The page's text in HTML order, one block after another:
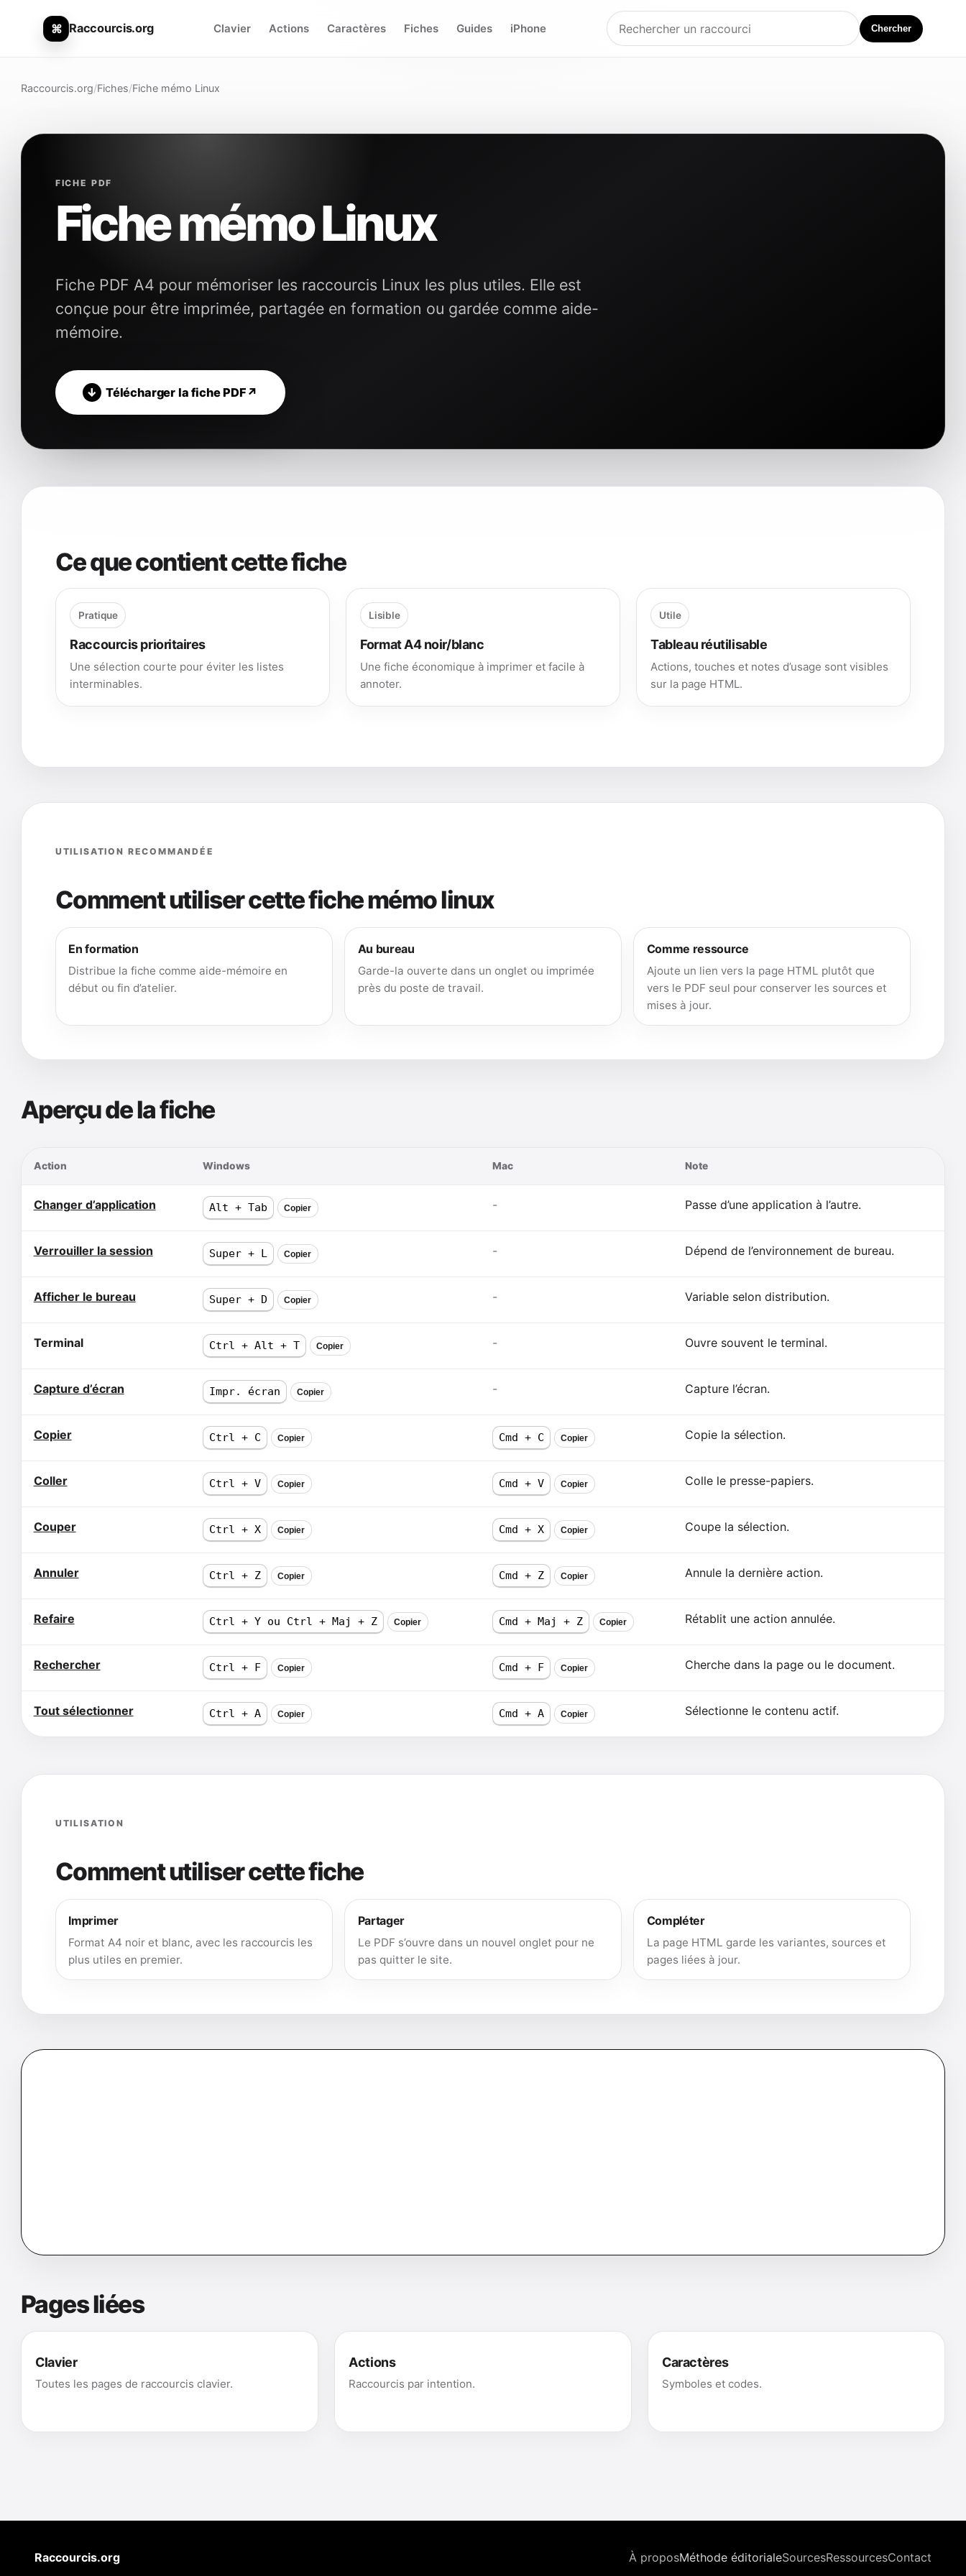
⌘ Raccourcis.org Clavier Actions Caractères Fiches Guides iPhone Chercher
Raccourcis.org/Fiches/Fiche mémo Linux
FICHE PDF
Fiche mémo Linux
Fiche PDF A4 pour mémoriser les raccourcis Linux les plus utiles. Elle est
conçue pour être imprimée, partagée en formation ou gardée comme aide-
mémoire.
Télécharger la fiche PDF
Ce que contient cette fiche
Pratique
Raccourcis prioritaires
Une sélection courte pour éviter les listes
interminables.
Lisible
Format A4 noir/blanc
Une fiche économique à imprimer et facile à
annoter.
Utile
Tableau réutilisable
Actions, touches et notes d’usage sont visibles
sur la page HTML.
UTILISATION RECOMMANDÉE
Comment utiliser cette fiche mémo linux
En formation
Distribue la fiche comme aide-mémoire en
début ou fin d’atelier.
Au bureau
Garde-la ouverte dans un onglet ou imprimée
près du poste de travail.
Comme ressource
Ajoute un lien vers la page HTML plutôt que
vers le PDF seul pour conserver les sources et
mises à jour.
Aperçu de la fiche
Action Windows Mac Note
Changer d’application Alt + Tab Copier - Passe d’une application à l’autre.
Verrouiller la session Super + L Copier - Dépend de l’environnement de bureau.
Afficher le bureau Super + D Copier - Variable selon distribution.
Terminal Ctrl + Alt + T Copier - Ouvre souvent le terminal.
Capture d’écran Impr. écran Copier - Capture l’écran.
Copier Ctrl + C Copier Cmd + C Copier Copie la sélection.
Coller Ctrl + V Copier Cmd + V Copier Colle le presse-papiers.
Couper Ctrl + X Copier Cmd + X Copier Coupe la sélection.
Annuler Ctrl + Z Copier Cmd + Z Copier Annule la dernière action.
Refaire Ctrl + Y ou Ctrl + Maj + Z Copier Cmd + Maj + Z Copier Rétablit une action annulée.
Rechercher Ctrl + F Copier Cmd + F Copier Cherche dans la page ou le document.
Tout sélectionner Ctrl + A Copier Cmd + A Copier Sélectionne le contenu actif.
UTILISATION
Comment utiliser cette fiche
Imprimer
Format A4 noir et blanc, avec les raccourcis les
plus utiles en premier.
Partager
Le PDF s’ouvre dans un nouvel onglet pour ne
pas quitter le site.
Compléter
La page HTML garde les variantes, sources et
pages liées à jour.
Pages liées
Clavier
Toutes les pages de raccourcis clavier.
Actions
Raccourcis par intention.
Caractères
Symboles et codes.
Raccourcis.org À proposMéthode éditorialeSourcesRessourcesContact